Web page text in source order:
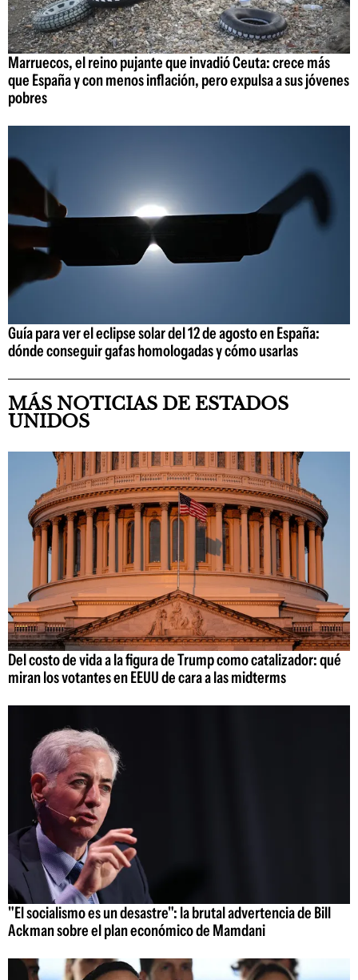
Marruecos, el reino pujante que invadió Ceuta: crece más
que España y con menos inflación, pero expulsa a sus jóvenes
pobres
Guía para ver el eclipse solar del 12 de agosto en España:
dónde conseguir gafas homologadas y cómo usarlas
MÁS NOTICIAS DE ESTADOS
UNIDOS
Del costo de vida a la figura de Trump como catalizador: qué
miran los votantes en EEUU de cara a las midterms
"El socialismo es un desastre": la brutal advertencia de Bill
Ackman sobre el plan económico de Mamdani